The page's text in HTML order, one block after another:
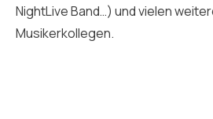
NightLive Band…) und vielen
Musikerkollegen.